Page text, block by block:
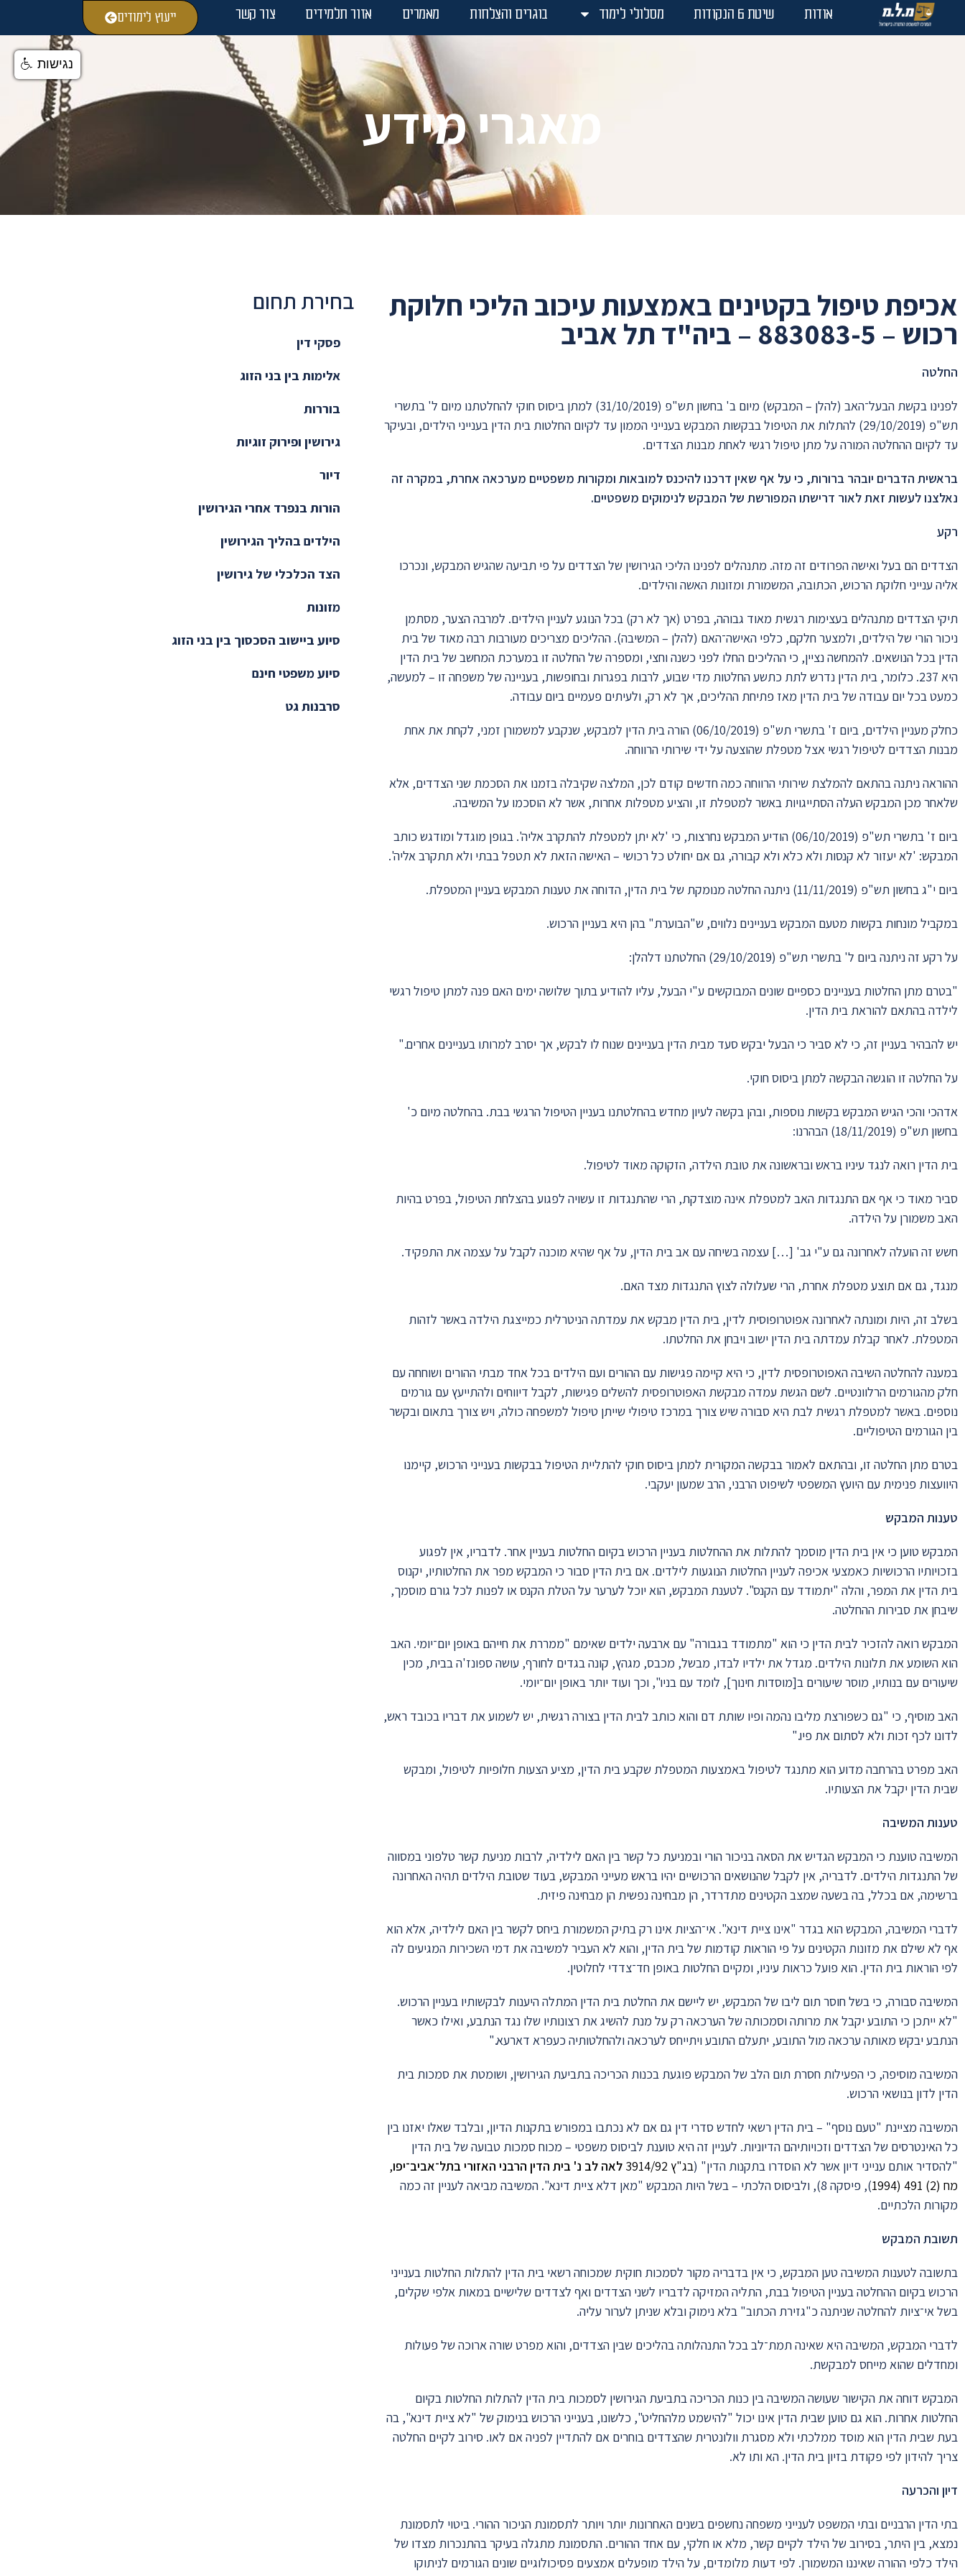
אודות שיטת 6 הנקודות מסלולי לימוד בוגרים והצלחות מאמרים אזור תלמידים צור קשר ייעוץ לימודים
מאגרי מידע
אכיפת טיפול בקטינים באמצעות עיכוב הליכי חלוקת
רכוש – 883083-5 – ביה"ד תל אביב
החלטה
לפנינו בקשת הבעל־האב (להלן – המבקש) מיום ב' בחשון תש"פ (31/10/2019) למתן ביסוס חוקי להחלטתנו מיום ל' בתשרי
תש"פ (29/10/2019) להתלות את הטיפול בבקשות המבקש בענייני הממון עד לקיום החלטות בית הדין בענייני הילדים, ובעיקר
עד לקיום ההחלטה המורה על מתן טיפול רגשי לאחת מבנות הצדדים.
בראשית הדברים יובהר ברורות, כי על אף שאין דרכנו להיכנס למובאות ומקורות משפטיים מערכאה אחרת, במקרה זה
נאלצנו לעשות זאת לאור דרישתו המפורשת של המבקש לנימוקים משפטיים.
רקע
הצדדים הם בעל ואישה הפרודים זה מזה. מתנהלים לפנינו הליכי הגירושין של הצדדים על פי תביעה שהגיש המבקש, ונכרכו
אליה ענייני חלוקת הרכוש, הכתובה, המשמורת ומזונות האשה והילדים.
תיקי הצדדים מתנהלים בעצימות רגשית מאוד גבוהה, בפרט (אך לא רק) בכל הנוגע לעניין הילדים. למרבה הצער, מסתמן
ניכור הורי של הילדים, ולמצער חלקם, כלפי האישה־האם (להלן – המשיבה). ההליכים מצריכים מעורבות רבה מאוד של בית
הדין בכל הנושאים. להמחשה נציין, כי ההליכים החלו לפני כשנה וחצי, ומספרה של החלטה זו במערכת המחשב של בית הדין
היא 237. כלומר, בית הדין נדרש לתת כתשע החלטות מדי שבוע, לרבות בפגרות ובחופשות, בעניינה של משפחה זו – למעשה,
כמעט בכל יום עבודה של בית הדין מאז פתיחת ההליכים, אך לא רק, ולעיתים פעמיים ביום עבודה.
כחלק מעניין הילדים, ביום ז' בתשרי תש"פ (06/10/2019) הורה בית הדין למבקש, שנקבע למשמורן זמני, לקחת את אחת
מבנות הצדדים לטיפול רגשי אצל מטפלת שהוצעה על ידי שירותי הרווחה.
ההוראה ניתנה בהתאם להמלצת שירותי הרווחה כמה חדשים קודם לכן, המלצה שקיבלה בזמנו את הסכמת שני הצדדים, אלא
שלאחר מכן המבקש העלה הסתייגויות באשר למטפלת זו, והציע מטפלות אחרות, אשר לא הוסכמו על המשיבה.
ביום ז' בתשרי תש"פ (06/10/2019) הודיע המבקש נחרצות, כי 'לא יתן למטפלת להתקרב אליה'. בגופן מוגדל ומודגש כותב
המבקש: 'לא יעזור לא קנסות ולא כלא ולא קבורה, גם אם יחולט כל רכושי – האישה הזאת לא תטפל בבתי ולא תתקרב אליה'.
ביום י"ג בחשון תש"פ (11/11/2019) ניתנה החלטה מנומקת של בית הדין, הדוחה את טענות המבקש בעניין המטפלת.
במקביל מונחות בקשות מטעם המבקש בעניינים נלווים, ש"הבוערת" בהן היא בעניין הרכוש.
על רקע זה ניתנה ביום ל' בתשרי תש"פ (29/10/2019) החלטתנו דלהלן:
"בטרם מתן החלטות בעניינים כספיים שונים המבוקשים ע"י הבעל, עליו להודיע בתוך שלושה ימים האם פנה למתן טיפול רגשי
לילדה בהתאם להוראת בית הדין.
יש להבהיר בעניין זה, כי לא סביר כי הבעל יבקש סעד מבית הדין בעניינים שנוח לו לבקש, אך יסרב למרותו בעניינים אחרים."
על החלטה זו הוגשה הבקשה למתן ביסוס חוקי.
אדהכי והכי הגיש המבקש בקשות נוספות, ובהן בקשה לעיון מחדש בהחלטתנו בעניין הטיפול הרגשי בבת. בהחלטה מיום כ'
בחשון תש"פ (18/11/2019) הבהרנו:
בית הדין רואה לנגד עיניו בראש ובראשונה את טובת הילדה, הזקוקה מאוד לטיפול.
סביר מאוד כי אף אם התנגדות האב למטפלת אינה מוצדקת, הרי שהתנגדות זו עשויה לפגוע בהצלחת הטיפול, בפרט בהיות
האב משמורן על הילדה.
חשש זה הועלה לאחרונה גם ע"י גב' […] עצמה בשיחה עם אב בית הדין, על אף שהיא מוכנה לקבל על עצמה את התפקיד.
מנגד, גם אם תוצע מטפלת אחרת, הרי שעלולה לצוץ התנגדות מצד האם.
בשלב זה, היות ומונתה לאחרונה אפוטרופוסית לדין, בית הדין מבקש את עמדתה הניטרלית כמייצגת הילדה באשר לזהות
המטפלת. לאחר קבלת עמדתה בית הדין ישוב ויבחן את החלטתו.
במענה להחלטה השיבה האפוטרופסית לדין, כי היא קיימה פגישות עם ההורים ועם הילדים בכל אחד מבתי ההורים ושוחחה עם
חלק מהגורמים הרלוונטיים. לשם הגשת עמדה מבקשת האפוטרופסית להשלים פגישות, לקבל דיווחים ולהתייעץ עם גורמים
נוספים. באשר למטפלת רגשית לבת היא סבורה שיש צורך במרכז טיפולי שייתן טיפול למשפחה כולה, ויש צורך בתאום ובקשר
בין הגורמים הטיפוליים.
בטרם מתן החלטה זו, ובהתאם לאמור בבקשה המקורית למתן ביסוס חוקי להתליית הטיפול בבקשות בענייני הרכוש, קיימנו
היוועצות פנימית עם היועץ המשפטי לשיפוט הרבני, הרב שמעון יעקבי.
טענות המבקש
המבקש טוען כי אין בית הדין מוסמך להתלות את ההחלטות בעניין הרכוש בקיום החלטות בעניין אחר. לדבריו, אין לפגוע
בזכויותיו הרכושיות כאמצעי אכיפה לעניין החלטות הנוגעות לילדים. אם בית הדין סבור כי המבקש מפר את החלטותיו, יקנוס
בית הדין את המפר, והלה "יתמודד עם הקנס". לטענת המבקש, הוא יוכל לערער על הטלת הקנס או לפנות לכל גורם מוסמך,
שיבחן את סבירות ההחלטה.
המבקש רואה להזכיר לבית הדין כי הוא "מתמודד בגבורה" עם ארבעה ילדים שאימם "ממררת את חייהם באופן יום־יומי. האב
הוא השומע את תלונות הילדים. מגדל את ילדיו לבדו, מבשל, מכבס, מגהץ, קונה בגדים לחורף, עושה ספונז'ה בבית, מכין
שיעורים עם בנותיו, מוסר שיעורים ב[מוסדות חינוך], לומד עם בניו", וכך ועוד יותר באופן יום־יומי.
האב מוסיף, כי "גם כשפורצת מליבו נהמה ופיו שותת דם והוא כותב לבית הדין בצורה רגשית, יש לשמוע את דבריו בכובד ראש,
לדונו לכף זכות ולא לסתום את פיו."
האב מפרט בהרחבה מדוע הוא מתנגד לטיפול באמצעות המטפלת שקבע בית הדין, מציע הצעות חלופיות לטיפול, ומבקש
שבית הדין יקבל את הצעותיו.
טענות המשיבה
המשיבה טוענת כי המבקש הגדיש את הסאה בניכור הורי ובמניעת כל קשר בין האם לילדיה, לרבות מניעת קשר טלפוני במסווה
של התנגדות הילדים. לדבריה, אין לקבל שהנושאים הרכושיים יהיו בראש מעייני המבקש, בעוד שטובת הילדים תהיה האחרונה
ברשימה, אם בכלל, בה בשעה שמצב הקטינים מתדרדר, הן מבחינה נפשית הן מבחינה פיזית.
לדברי המשיבה, המבקש הוא בגדר "אינו ציית דינא". אי־הציות אינו רק בתיק המשמורת ביחס לקשר בין האם לילדיה, אלא הוא
אף לא שילם את מזונות הקטינים על פי הוראות קודמות של בית הדין, והוא לא העביר למשיבה את דמי השכירות המגיעים לה
לפי הוראות בית הדין. הוא פועל כראות עיניו, ומקיים החלטות באופן חד־צדדי לחלוטין.
המשיבה סבורה, כי בשל חוסר תום ליבו של המבקש, יש ליישם את החלטת בית הדין המתלה היענות לבקשותיו בעניין הרכוש.
"לא ייתכן כי התובע יקבל את מרותה וסמכותה של הערכאה רק על מנת להשיג את רצונותיו שלו נגד הנתבע, ואילו כאשר
הנתבע יבקש מאותה ערכאה מול התובע, יתעלם התובע ויתייחס לערכאה ולהחלטותיה כעפרא דארעא."
המשיבה מוסיפה, כי הפעילות חסרת תום הלב של המבקש פוגעת בכנות הכריכה בתביעת הגירושין, ושומטת את סמכות בית
הדין לדון בנושאי הרכוש.
המשיבה מציינת "טעם נוסף" – בית הדין רשאי לחדש סדרי דין גם אם לא נכתבו במפורש בתקנות הדיון, ובלבד שאלו יאזנו בין
כל האינטרסים של הצדדים וזכויותיהם הדיוניות. לעניין זה היא טוענת לביסוס משפטי – מכוח סמכות טבועה של בית הדין
"להסדיר אותם ענייני דיון אשר לא הוסדרו בתקנות הדין" (בג"ץ 3914/92 לאה לב נ' בית הדין הרבני האזורי בתל־אביב־יפו,
מח (2) 491 (1994‏
‏), פיסקה 8), ולביסוס הלכתי – בשל היות המבקש "מאן דלא ציית דינא". המשיבה מביאה לעניין זה כמה
מקורות הלכתיים.
תשובת המבקש
בתשובה לטענות המשיבה טען המבקש, כי אין בדבריה מקור לסמכות חוקית שמכוחה רשאי בית הדין להתלות החלטות בענייני
הרכוש בקיום ההחלטה בעניין הטיפול בבת, התליה המזיקה לדבריו לשני הצדדים ואף לצדדים שלישיים במאות אלפי שקלים,
בשל אי־ציות להחלטה שניתנה כ"גזירת הכתוב" בלא נימוק ובלא שניתן לערור עליה.
לדברי המבקש, המשיבה היא שאינה תמת־לב בכל התנהלותה בהליכים שבין הצדדים, והוא מפרט שורה ארוכה של פעולות
ומחדלים שהוא מייחס למבקשת.
המבקש דוחה את הקישור שעושה המשיבה בין כנות הכריכה בתביעת הגירושין לסמכות בית הדין להתלות החלטות בקיום
החלטות אחרות. הוא גם טוען שבית הדין אינו יכול "להישמט מלהחליט", כלשונו, בענייני הרכוש בנימוק של "לא ציית דינא", בה
בעת שבית הדין הוא מוסד ממלכתי ולא מסגרת וולונטרית שהצדדים בוחרים אם להתדיין לפניה אם לאו. סירוב לקיים החלטה
צריך להידון לפי פקודת בזיון בית הדין. הא ותו לא.
דיון והכרעה
בתי הדין הרבניים ובתי המשפט לענייני משפחה נחשפים בשנים האחרונות יותר ויותר לתסמונת הניכור ההורי. ביטוי לתסמונת
נמצא, בין היתר, בסירוב של הילד לקיים קשר, מלא או חלקי, עם אחד ההורים. התסמונת מתגלה בעיקר בהתנכרות מצדו של
הילד כלפי ההורה שאיננו המשמורן. לפי דעות מלומדים, על הילד מופעלים אמצעים פסיכולוגיים שונים הגורמים לניתוקו
בחירת תחום
פסקי דין
אלימות בין בני הזוג
בוררות
גירושין ופירוק זוגיות
דיור
הורות בנפרד אחרי הגירושין
הילדים בהליך הגירושין
הצד הכלכלי של גירושין
מזונות
סיוע ביישוב הסכסוך בין בני הזוג
סיוע משפטי חינם
סרבנות גט
נגישות